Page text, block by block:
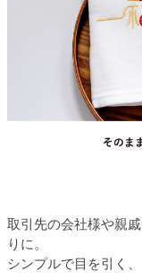
取引先の会社様や親
りに。
シンプルで目を引く